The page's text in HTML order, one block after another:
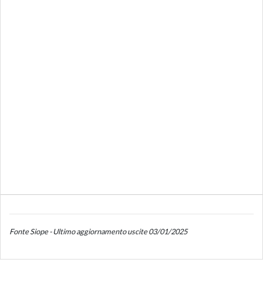
Fonte Siope - Ultimo aggiornamento uscite 03/01/2025